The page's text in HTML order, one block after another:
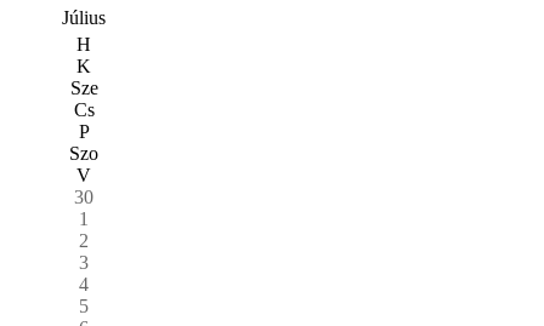
Július
H
K
Sze
Cs
P
Szo
V
30
1
2
3
4
5